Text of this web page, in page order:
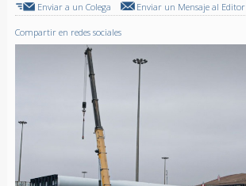
Enviar a un Colega Enviar un Mensaje al Editor
Compartir en redes sociales